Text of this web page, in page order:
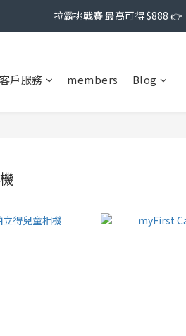
拉霸挑戰賽 最高可得 $888 👉
客戶服務 members Blog